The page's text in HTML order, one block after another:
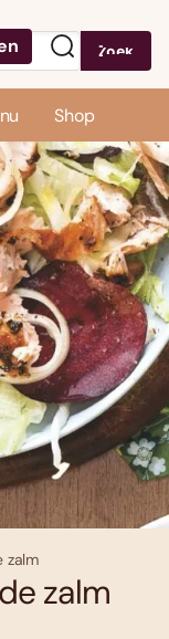
Zoek
Shop
zalm
zalm